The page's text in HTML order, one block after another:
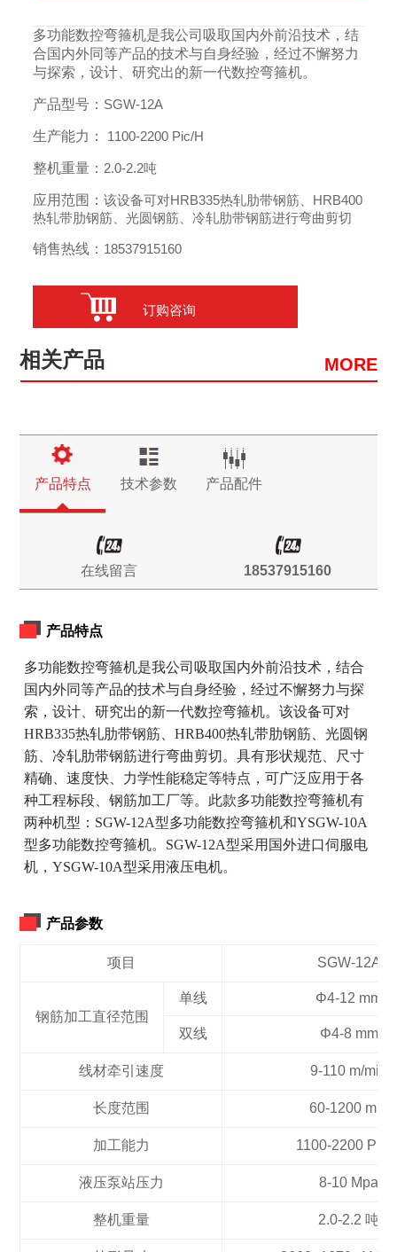
多功能数控弯箍机是我公司吸取国内外前沿技术，结
合国内外同等产品的技术与自身经验，经过不懈努力
与探索，设计、研究出的新一代数控弯箍机。
产品型号： SGW-12A
生产能力： 1100-2200 Pic/H
整机重量： 2.0-2.2吨
应用范围：该设备可对HRB335热轧肋带钢筋、HRB400
热轧带肋钢筋、光圆钢筋、冷轧肋带钢筋进行弯曲剪切
销售热线： 18537915160
订购咨询
相关产品 MORE
产品特点 技术参数 产品配件
在线留言 18537915160
产品特点
多功能数控弯箍机是我公司吸取国内外前沿技术，结合
国内外同等产品的技术与自身经验，经过不懈努力与探
索，设计、研究出的新一代数控弯箍机。该设备可对
HRB335热轧肋带钢筋、HRB400热轧带肋钢筋、光圆钢
筋、冷轧肋带钢筋进行弯曲剪切。具有形状规范、尺寸
精确、速度快、力学性能稳定等特点，可广泛应用于各
种工程标段、钢筋加工厂等。此款多功能数控弯箍机有
两种机型：SGW-12A型多功能数控弯箍机和YSGW-10A
型多功能数控弯箍机。SGW-12A型采用国外进口伺服电
机，YSGW-10A型采用液压电机。
产品参数
项目 SGW-12A
钢筋加工直径范围
单线 Φ4-12 mm
双线 Φ4-8 mm
线材牵引速度 9-110 m/min
长度范围 60-1200 mm
加工能力 1100-2200 Pic/
液压泵站压力 8-10 Mpa
整机重量 2.0-2.2 吨